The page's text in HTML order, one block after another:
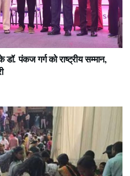
पंकज गर्ग को राष्ट्रीय सम्मान,